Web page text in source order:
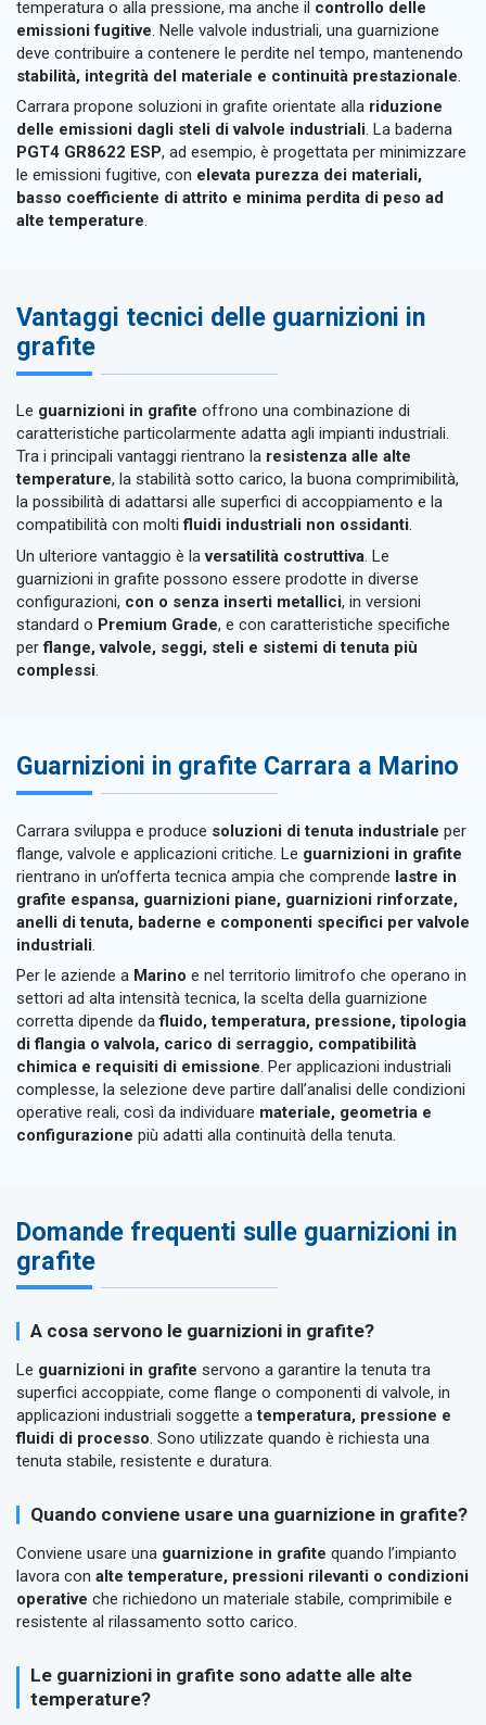
temperatura o alla pressione, ma anche il controllo delle
emissioni fugitive. Nelle valvole industriali, una guarnizione
deve contribuire a contenere le perdite nel tempo, mantenendo
stabilità, integrità del materiale e continuità prestazionale.
Carrara propone soluzioni in grafite orientate alla riduzione
delle emissioni dagli steli di valvole industriali. La baderna
PGT4 GR8622 ESP, ad esempio, è progettata per minimizzare
le emissioni fugitive, con elevata purezza dei materiali,
basso coefficiente di attrito e minima perdita di peso ad
alte temperature.
Vantaggi tecnici delle guarnizioni in
grafite
Le guarnizioni in grafite offrono una combinazione di
caratteristiche particolarmente adatta agli impianti industriali.
Tra i principali vantaggi rientrano la resistenza alle alte
temperature, la stabilità sotto carico, la buona comprimibilità,
la possibilità di adattarsi alle superfici di accoppiamento e la
compatibilità con moltifluidi industriali non ossidanti.
Un ulteriore vantaggio è laversatilità costruttiva. Le
guarnizioni in grafite possono essere prodotte in diverse
configurazioni, con o senza inserti metallici, in versioni
standard o Premium Grade, e con caratteristiche specifiche
perflange, valvole, seggi, steli e sistemi di tenuta più
complessi.
Guarnizioni in grafite Carrara a Marino
Carrara sviluppa e produce soluzioni di tenuta industriale per
flange, valvole e applicazioni critiche. Le guarnizioni in grafite
rientrano in un’offerta tecnica ampia che comprende lastre in
grafite espansa, guarnizioni piane, guarnizioni rinforzate,
anelli di tenuta, baderne e componenti specifici per valvole
industriali
Per le aziende a Marino e nel territorio limitrofo che operano in
settori ad alta intensità tecnica, la scelta della guarnizione
corretta dipende dafluido, temperatura, pressione, tipologia
di flangia o valvola, carico di serraggio, compatibilità
chimica e requisiti di emissione. Per applicazioni industriali
complesse, la selezione deve partire dall’analisi delle condizioni
operative reali, così da individuare materiale, geometria e
configurazione più adatti alla continuità della tenuta.
Domande frequenti sulle guarnizioni in
grafite
A cosa servono le guarnizioni in grafite?
Le guarnizioni in grafite servono a garantire la tenuta tra
superfici accoppiate, come flange o componenti di valvole, in
applicazioni industriali soggette atemperatura, pressione e
fluidi di processo. Sono utilizzate quando è richiesta una
tenuta stabile, resistente e duratura.
Quando conviene usare una guarnizione in grafite?
Conviene usare una guarnizione in grafite quando l’impianto
lavora con alte temperature, pressioni rilevanti o condizioni
operative che richiedono un materiale stabile, comprimibile e
resistente al rilassamento sotto carico.
Le guarnizioni in grafite sono adatte alle alte
temperature?